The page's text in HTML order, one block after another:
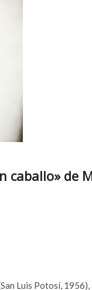
de
Luis Potosí, 1956),